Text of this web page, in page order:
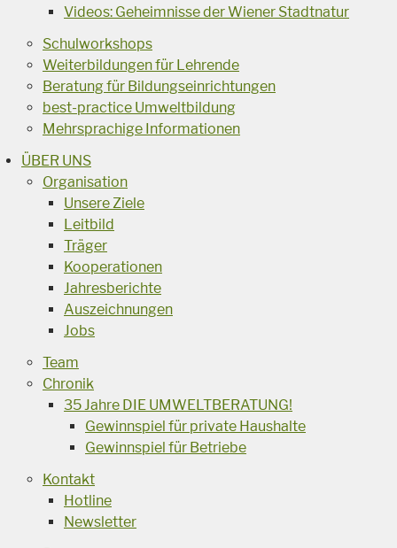
Videos: Geheimnisse der Wiener Stadtnatur
Schulworkshops
Weiterbildungen für Lehrende
Beratung für Bildungseinrichtungen
best-practice Umweltbildung
Mehrsprachige Informationen
ÜBER UNS
Organisation
Unsere Ziele
Leitbild
Träger
Kooperationen
Jahresberichte
Auszeichnungen
Jobs
Team
Chronik
35 Jahre DIE UMWELTBERATUNG!
Gewinnspiel für private Haushalte
Gewinnspiel für Betriebe
Kontakt
Hotline
Newsletter